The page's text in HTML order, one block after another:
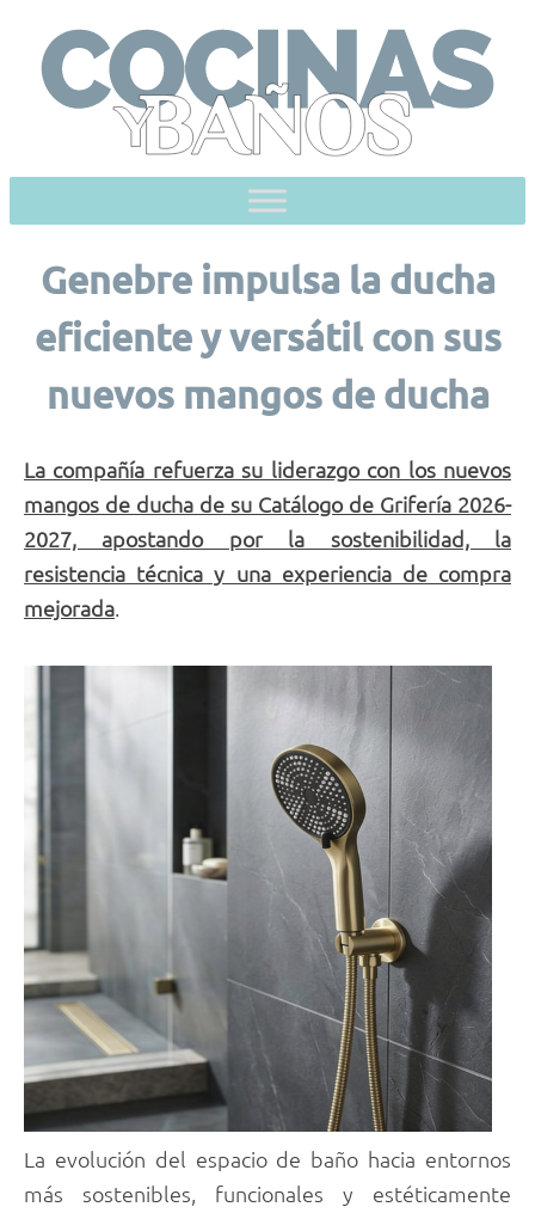
content
Genebre impulsa la ducha
eficiente y versátil con sus
nuevos mangos de ducha
La compañía refuerza su liderazgo con los nuevos
mangos de ducha de su Catálogo de Grifería 2026-
2027, apostando por la sostenibilidad, la
resistencia técnica y una experiencia de compra
mejorada.
La evolución del espacio de baño hacia entornos
más sostenibles, funcionales y estéticamente